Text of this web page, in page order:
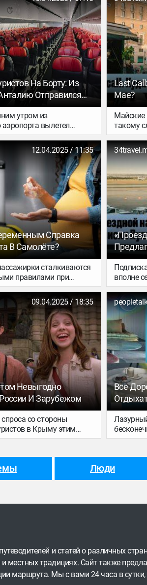
На Борту: Из
Отправился
В Истории
Туризма
утром из
вылетел
рейс в Анталию на
современных и
авиалайнеров в мире —
был организован
ANEX Tour, который
этот тип
для обслуживания
Эстонии. На борту было
Last
Мае?
Майские
такому
Польши,
как мы
12.04.2025 / 11:35
Справка
В Самолёте?
сталкиваются
правилами при
правила могут немного
зависимости от
и направления
по России или
Wizz
вполне
что-то
unlimited
свою
гигант
нужно и
09.04.2025 / 18:35
Невыгодно
И Зарубежом
спроса со стороны
в Крыму этим
открыться до трети
ссылаясь на
Люди отказываются
из-за
Все
могло
так
отдыхе
отдых
югу
конечно
Люди
и статей о различных
традициях. Сайт также
маршрута. Мы с вами 24 часа в